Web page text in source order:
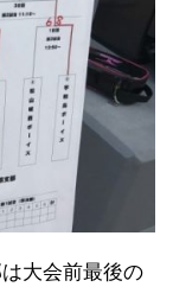
大会前最後の